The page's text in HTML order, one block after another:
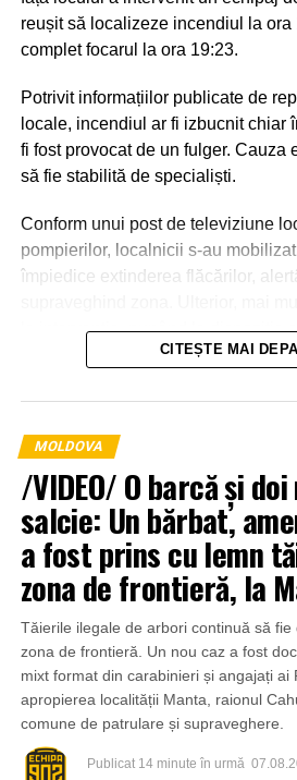
reușit să localizeze incendiul la
complet focarul la ora 19:23.
Potrivit informațiilor publicate de
locale, incendiul ar fi izbucnit chiar
fi fost provocat de un fulger. Cauza
să fie stabilită de specialiști.
Conform unui post de televiziune
pompierilor, localnicii s-au
împiedice extinderea flăcărilor,
la intervenție, punând la dispoziția
agricolă și transportând apă pentru
CITEȘTE MAI
MOLDOVA
/VIDEO/ O barcă și
salcie: Un bărbat,
a fost prins cu lemn
zona de frontieră, la
Tăierile ilegale de arbori continuă să fie
zona de frontieră. Un nou caz a fost
mixt format din carabinieri și angajați ai
apropierea localității Manta, raionul
comune de patrulare și supraveghere.
Publicat 14 minute în urmă